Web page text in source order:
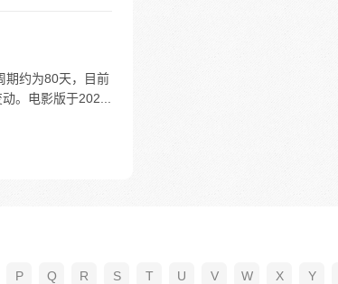
期约为80天，目前
。电影版于202...
P Q R S T U V W X Y